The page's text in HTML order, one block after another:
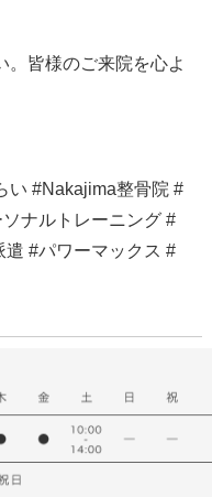
。皆様のご来院を心よ
い #Nakajima整骨院 #
ナルトレーニング #
遣 #パワーマックス #